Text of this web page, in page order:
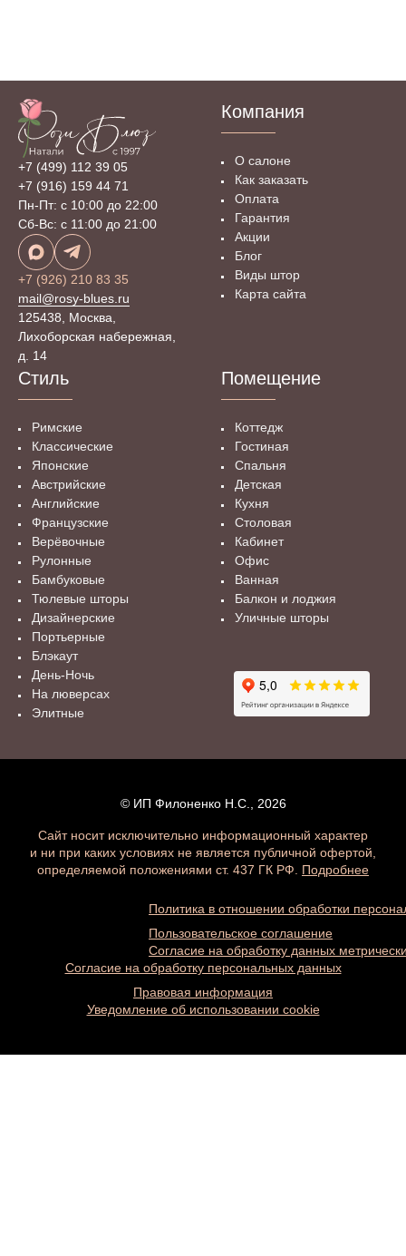
+7 (499) 112 39 05
+7 (916) 159 44 71
Пн-Пт: с 10:00 до 22:00
Сб-Вс: с 11:00 до 21:00
+7 (926) 210 83 35
mail@rosy-blues.ru
125438, Москва,
Лихоборская набережная,
д. 14
Компания
О салоне
Как заказать
Оплата
Гарантия
Акции
Блог
Виды штор
Карта сайта
Стиль
Римские
Классические
Японские
Австрийские
Английские
Французские
Верёвочные
Рулонные
Бамбуковые
Тюлевые шторы
Дизайнерские
Портьерные
Блэкаут
День-Ночь
На люверсах
Элитные
Помещение
Коттедж
Гостиная
Спальня
Детская
Кухня
Столовая
Кабинет
Офис
Ванная
Балкон и лоджия
Уличные шторы
© ИП Филоненко Н.С., 2026
Сайт носит исключительно информационный характер
и ни при каких условиях не является публичной офертой,
определяемой положениями ст. 437 ГК РФ. Подробнее
Политика в отношении обработки
Пользовательское соглашение
Согласие на обработку данных
Согласие на обработку персональных данных
Правовая информация
Уведомление об использовании cookie